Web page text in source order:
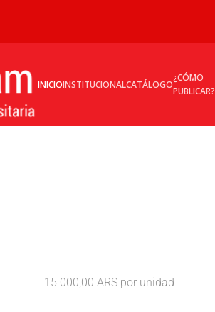
INICIOINSTITUCIONALCATÁLOGO
¿CÓMO
PUBLICAR?
15 000,00 ARS por unidad